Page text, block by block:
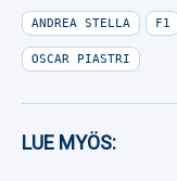
ANDREA STELLA F1
OSCAR PIASTRI
LUE MYÖS: